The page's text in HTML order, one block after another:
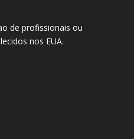
de profissionais ou
nos EUA.